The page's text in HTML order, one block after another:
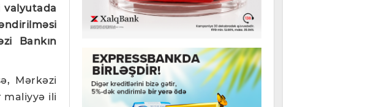
valyutada
Bankın
Mərkəzi
maliyyə ili